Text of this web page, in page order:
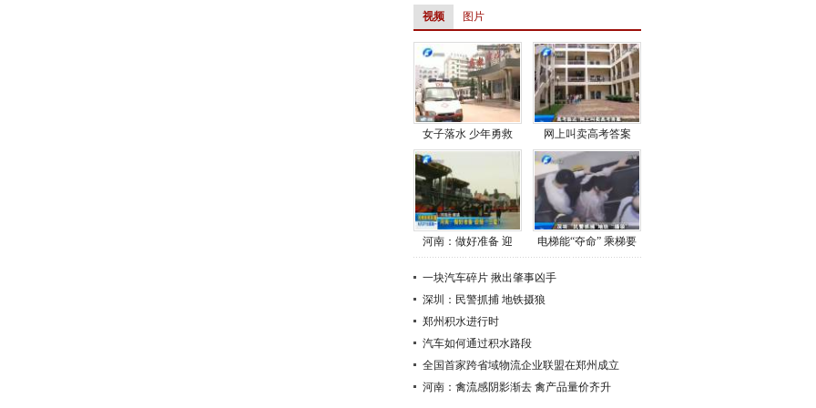
视频 图片
女子落水 少年勇救 网上叫卖高考答案
河南：做好准备 迎
接“三夏”
电梯能“夺命” 乘梯要
小心
一块汽车碎片 揪出肇事凶手
深圳：民警抓捕 地铁摄狼
郑州积水进行时
汽车如何通过积水路段
全国首家跨省域物流企业联盟在郑州成立
河南：禽流感阴影渐去 禽产品量价齐升